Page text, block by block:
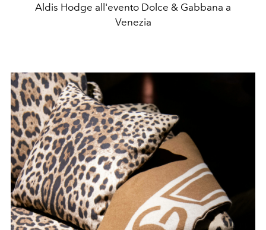
Aldis Hodge all'evento Dolce & Gabbana a
Venezia